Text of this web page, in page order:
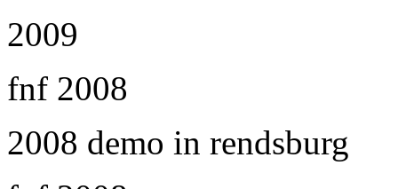
2009
fnf 2008
2008 demo in rendsburg